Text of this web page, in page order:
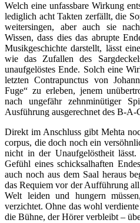
Welch eine unfassbare Wirkung
lediglich acht Takten zerfällt, die
weitersingen, aber auch sie
Wissen, dass dies das abrupte
Musikgeschichte darstellt, lässt
wie das Zufallen des
unaufgelöstes Ende. Solch eine
letzten Contrapunctus von
Fuge“ zu erleben, jenem
nach ungefähr zehnminütiger
Ausführung ausgerechnet des B-
Direkt im Anschluss gibt Mehta
corpus, die doch noch ein
nicht in der Unaufgelöstheit
Gefühl eines schicksalhaften
auch noch aus dem Saal heraus
das Requiem vor der Aufführung
Welt leiden und hungern
verzichtet. Ohne das wohl
die Bühne, der Hörer verbleibt –